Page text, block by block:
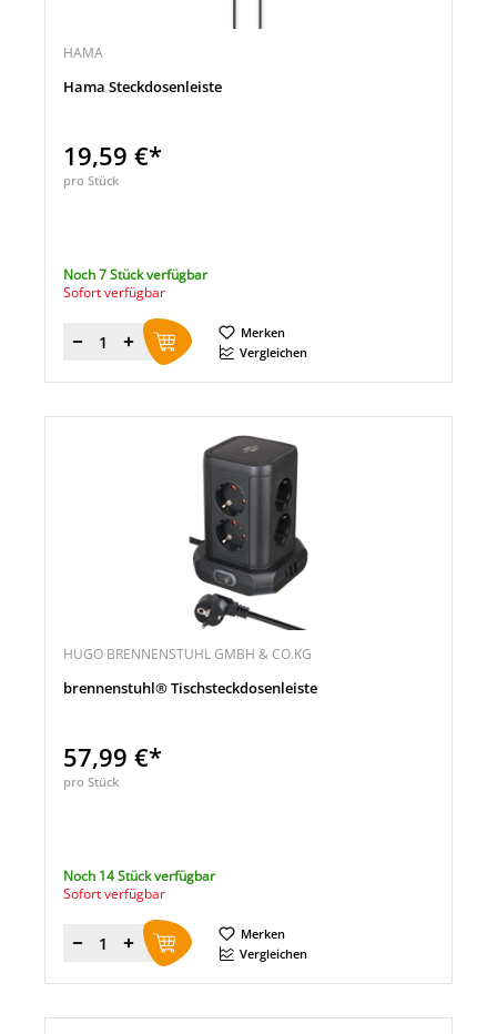
HAMA
Hama Steckdosenleiste
19,59 €*
pro Stück
Noch 7 Stück verfügbar
Sofort verfügbar
Menge
Merken
Vergleichen
HUGO BRENNENSTUHL GMBH & CO.KG
brennenstuhl® Tischsteckdosenleiste
57,99 €*
pro Stück
Noch 14 Stück verfügbar
Sofort verfügbar
Menge
Merken
Vergleichen